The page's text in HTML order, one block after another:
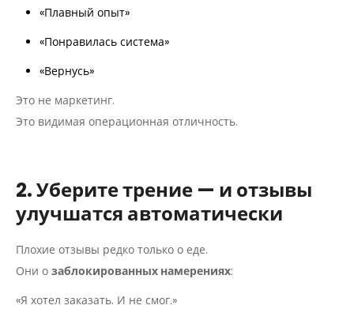
«Плавный опыт»
«Понравилась система»
«Вернусь»
Это не маркетинг.
Это видимая операционная отличность.
2. Уберите трение — и отзывы
улучшатся автоматически
Плохие отзывы редко только о еде.
Они о заблокированных намерениях:
«Я хотел заказать. И не смог.»